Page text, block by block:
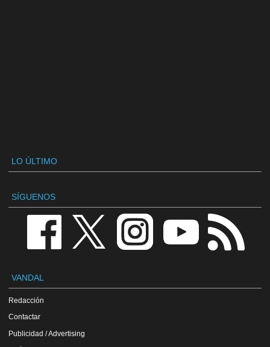
LO ÚLTIMO
SÍGUENOS
VANDAL
Redacción
Contactar
Publicidad / Advertising